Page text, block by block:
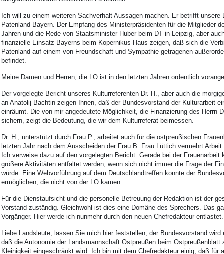
Ich will zu einem weiteren Sachverhalt Aussagen machen. Er betrifft unsere
Patenland Bayern. Der Empfang des Ministerpräsidenten für die Mitglieder
Jahren und die Rede von Staatsminister Huber beim DT in Leipzig, aber
finanzielle Einsatz Bayerns beim Kopernikus-Haus zeigen, daß sich die
Patenland auf einem von Freundschaft und Sympathie getragenen
befindet.
Meine Damen und Herren, die LO ist in den letzten Jahren ordentlich
Der vorgelegte Bericht unseres Kulturreferenten Dr. H., aber auch die
an Anatolij Bachtin zeigen Ihnen, daß der Bundesvorstand der Kulturarbeit
einräumt. Die von mir angedeutete Möglichkeit, die Finanzierung des Herrn
sichern, zeigt die Bedeutung, die wir dem Kulturreferat beimessen.
Dr. H., unterstützt durch Frau P., arbeitet auch für die ostpreußischen
letzten Jahr nach dem Ausscheiden der Frau B. Frau Lüttich vermehrt
Ich verweise dazu auf den vorgelegten Bericht. Gerade bei der Frauenarbeit
größere Aktivitäten entfaltet werden, wenn sich nicht immer die Frage der
würde. Eine Webvorführung auf dem Deutschlandtreffen konnte der
ermöglichen, die nicht von der LO kamen.
Für die Dienstaufsicht und die personelle Betreuung der Redaktion ist der
Vorstand zuständig. Gleichwohl ist dies eine Domäne des Sprechers. Das
Vorgänger. Hier werde ich nunmehr durch den neuen Chefredakteur entlastet.
Liebe Landsleute, lassen Sie mich hier feststellen, der Bundesvorstand
daß die Autonomie der Landsmannschaft Ostpreußen beim Ostpreußenblatt
Kleinigkeit eingeschränkt wird. Ich bin mit dem Chefredakteur einig, daß für